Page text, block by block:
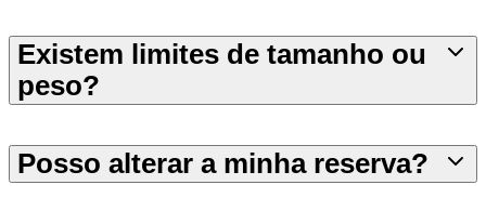
Existem limites de tamanho ou
peso?
Posso alterar a minha reserva?